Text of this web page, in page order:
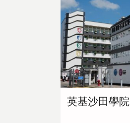
英基沙田學院